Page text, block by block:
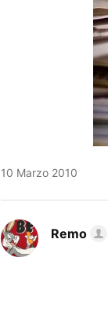
10 Marzo 2010
Remo